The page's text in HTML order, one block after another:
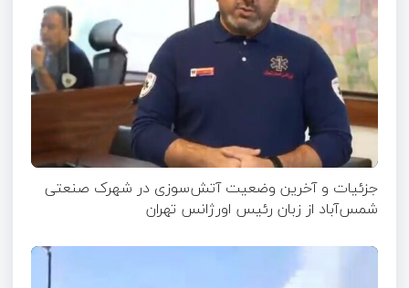
جزئیات و آخرین وضعیت آتش‌سوزی در شهرک صنعتی
شمس‌آباد از زبان رئیس اورژانس تهران